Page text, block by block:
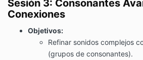
Sesión 3: Consonantes
Conexiones
Objetivos:
Refinar sonidos complejos
(grupos de consonantes).